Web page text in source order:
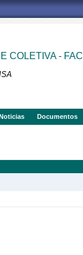
COLETIVA -
Documentos